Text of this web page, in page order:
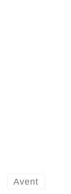
Avent